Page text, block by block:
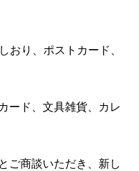
り、ポストカード、
ド、文具雑貨、カレ
ご商談いただき、新し